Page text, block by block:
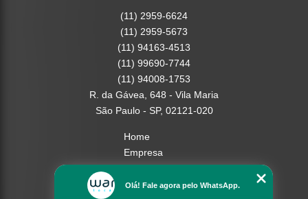
(11) 2959-6624
(11) 2959-5673
(11) 94163-4513
(11) 99690-7744
(11) 94008-1753
R. da Gávea, 648 - Vila Maria
São Paulo - SP, 02121-020
Home
Empresa
Missão
Serviços
Olá! Fale agora pelo WhatsApp.